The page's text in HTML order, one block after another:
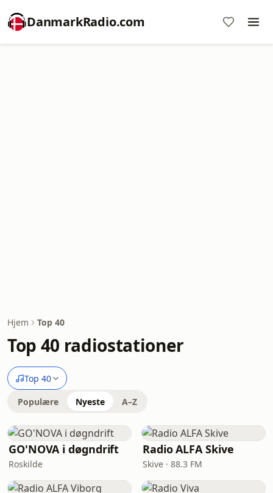
DanmarkRadio.com
Hjem Top 40
Top 40 radiostationer
Top 40
Populære Nyeste A–Z
GO'NOVA i døgndrift
Roskilde
Radio ALFA Skive
Skive · 88.3 FM